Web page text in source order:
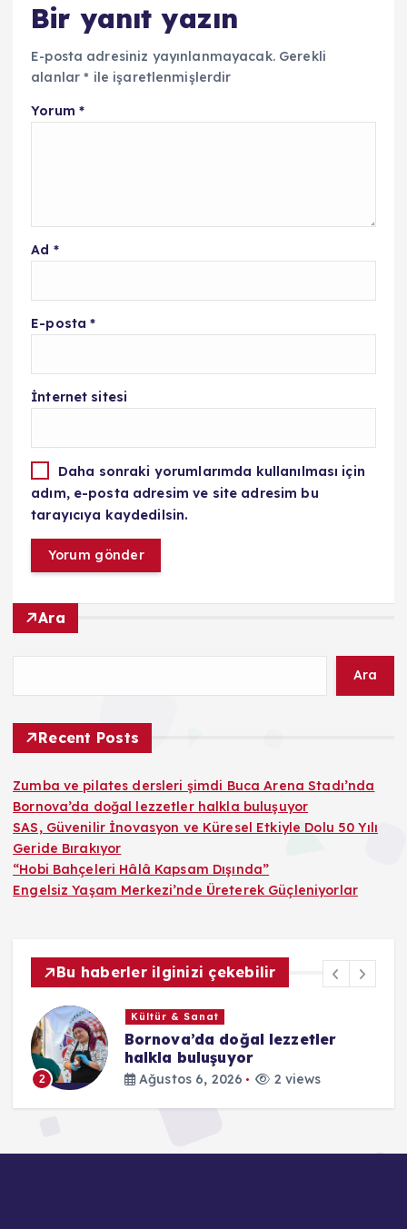
Bir yanıt yazın
E-posta adresiniz yayınlanmayacak. Gerekli
alanlar* ile işaretlenmişlerdir
Yorum *
Ad *
E-posta*
İnternet sitesi
Daha sonraki yorumlarımda kullanılması için
adım, e-posta adresim ve site adresim bu
tarayıcıya kaydedilsin.
Ara
Ara
Recent Posts
Zumba ve pilates dersleri şimdi Buca Arena Stadı’nda
Bornova’da doğal lezzetler halkla buluşuyor
SAS, Güvenilir İnovasyon ve Küresel Etkiyle Dolu 50 Yılı
Geride Bırakıyor
“Hobi Bahçeleri Hâlâ Kapsam Dışında”
Engelsiz Yaşam Merkezi’nde Üreterek Güçleniyorlar
Bu haberler ilginizi çekebilir
2
Kültür & Sanat
Bornova’da doğal lezzetler
halkla buluşuyor
Ağustos 6, 2026 2 views